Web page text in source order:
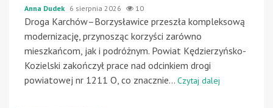
Anna Dudek 6 sierpnia 2026 10
Droga Karchów–Borzysławice przeszła kompleksową
modernizację, przynosząc korzyści zarówno
mieszkańcom, jak i podróżnym. Powiat Kędzierzyńsko-
Kozielski zakończył prace nad odcinkiem drogi
powiatowej nr 1211 O, co znacznie... Czytaj dalej